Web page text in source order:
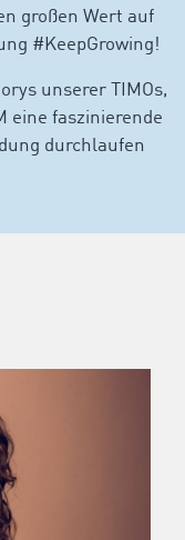
großen Wert auf
#KeepGrowing!
unserer TIMOs,
eine faszinierende
durchlaufen